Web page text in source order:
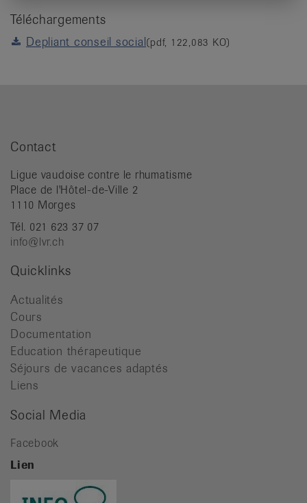
Téléchargements
Depliant conseil social(pdf, 122,083 KO)
Contact
Ligue vaudoise contre le rhumatisme
Place de l'Hôtel-de-Ville 2
1110 Morges
Tél. 021 623 37 07
info@lvr.ch
Quicklinks
Actualités
Cours
Documentation
Education thérapeutique
Séjours de vacances adaptés
Liens
Social Media
Facebook
Lien